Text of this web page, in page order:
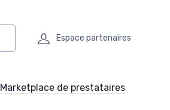
Espace partenaires
Marketplace de prestataires